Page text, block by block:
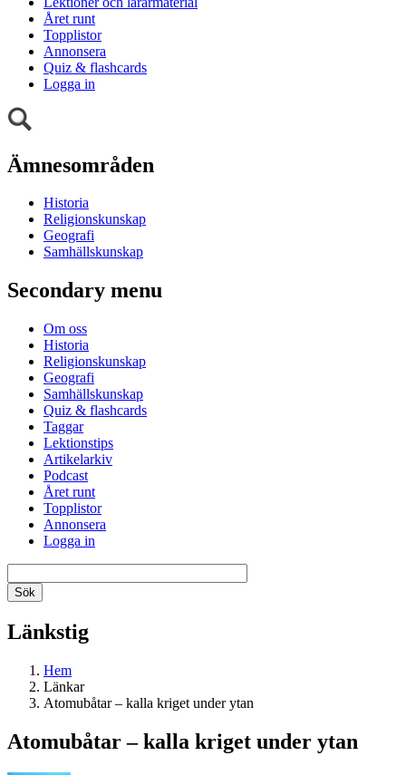
Året runt
Topplistor
Annonsera
Quiz & flashcards
Logga in
Ämnesområden
Historia
Religionskunskap
Geografi
Samhällskunskap
Secondary menu
Om oss
Historia
Religionskunskap
Geografi
Samhällskunskap
Quiz & flashcards
Taggar
Lektionstips
Artikelarkiv
Podcast
Året runt
Topplistor
Annonsera
Logga in
Länkstig
Hem
Länkar
Atomubåtar – kalla kriget under ytan
Atomubåtar – kalla kriget under ytan